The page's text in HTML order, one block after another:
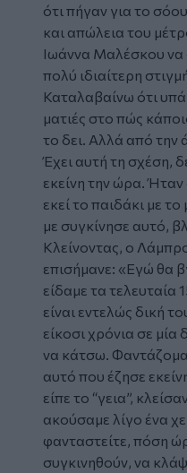
ότι πήγαν για το
και απώλεια του
Ιωάννα Μαλέσκου
πολύ ιδιαίτερη
Καταλαβαίνω ότι
ματιές στο πώς
το δει. Αλλά από την
Έχει αυτή τη σχέση,
εκείνη την ώρα.
εκεί το παιδάκι με
με συγκίνησε αυτό,
Κλείνοντας, ο
επισήμανε: «Εγώ θα
είδαμε τα τελευταία
είναι εντελώς δική
είκοσι χρόνια σε μία
να κάτσω.
αυτό που έζησε
είπε το “γεια”,
ακούσαμε λίγο ένα
φανταστείτε, πόση
συγκινηθούν, να